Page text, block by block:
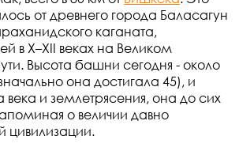
от древнего города Баласагун
каганата,
в X–XII веках на Великом
Высота башни сегодня - около
она достигала 45), и
века и землетрясения, она до сих
о величии давно
цивилизации.